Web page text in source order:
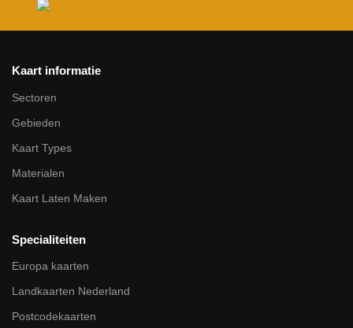
Kaart informatie
Sectoren
Gebieden
Kaart Types
Materialen
Kaart Laten Maken
Specialiteiten
Europa kaarten
Landkaarten Nederland
Postcodekaarten